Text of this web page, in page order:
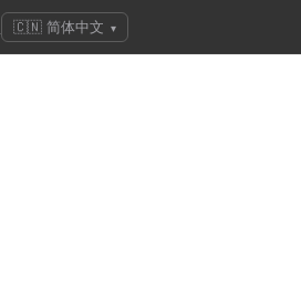
🇨🇳 简体中文 ▾